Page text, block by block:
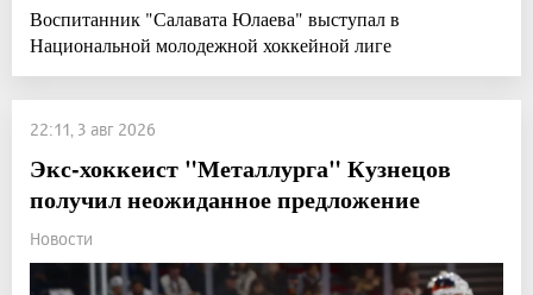
Воспитанник "Салавата Юлаева" выступал в
Национальной молодежной хоккейной лиге
22:11, 3 авг 2026
Экс-хоккеист "Металлурга" Кузнецов
получил неожиданное предложение
Новости